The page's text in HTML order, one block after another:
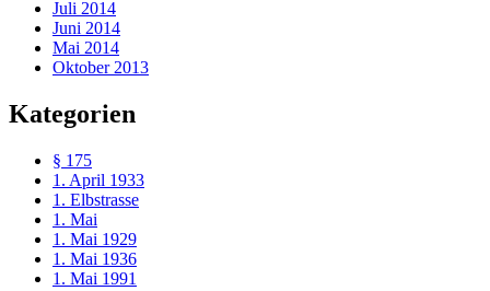
Juli 2014
Juni 2014
Mai 2014
Oktober 2013
Kategorien
§ 175
1. April 1933
1. Elbstrasse
1. Mai
1. Mai 1929
1. Mai 1936
1. Mai 1991